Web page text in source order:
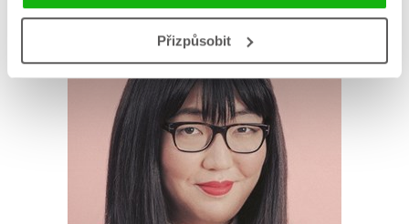
Přizpůsobit